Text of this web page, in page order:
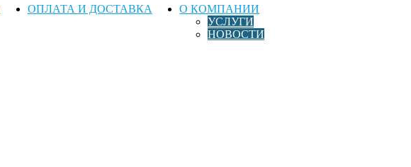
ОПЛАТА И ДОСТАВКА
О КОМПАНИИ
УСЛУГИ
НОВОСТИ